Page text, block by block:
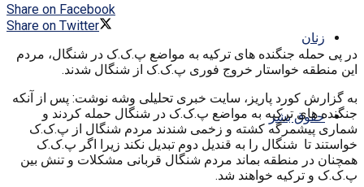
زنان
حقوق بشر
Share on Facebook
Share on Twitter
در پی حمله جنگنده های ترکیه به مواضع پ.ک.ک در شنگال، مردم
این منطقه خواستار خروج فوری پ.ک.ک از شنگال شدند.
به گزارش کورد پاریز، سایت خبری تحلیلی وشه نوشت: پس از آنکه
جنگنده های ترکیه به مواضع پ.ک.ک در شنگال حمله کردند و
شماری پیشمرگه کشته و زخمی شندند مردم شنگال از پ.ک.ک
خواستند تا شنگال را به قندیل دوم تبدیل نکند زیرا اگر پ.ک.ک
همچنان در منطقه بماند مردم شنگال قربانی مشکلات و تنش بین
پ.ک.ک و ترکیه خواهند شد.